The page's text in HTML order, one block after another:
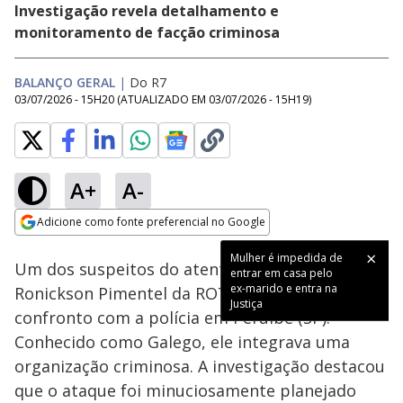
Investigação revela detalhamento e
monitoramento de facção criminosa
BALANÇO GERAL | Do R7
03/07/2026 - 15H20 (ATUALIZADO EM 03/07/2026 - 15H19)
A+ A-
Adicione como fonte preferencial no Google
Mulher é impedida de
entrar em casa pelo
ex-marido e entra na
Justiça
Ativar
Loaded:
10.24%
Um dos suspeitos do atentado ao tenente
Ronickson Pimentel da ROTA foi morto em
confronto com a polícia em Peruíbe (SP).
Conhecido como Galego, ele integrava uma
organização criminosa. A investigação destacou
que o ataque foi minuciosamente planejado